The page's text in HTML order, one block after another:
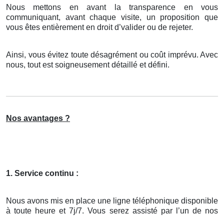
Nous mettons en avant la transparence en vous
communiquant, avant chaque visite, un proposition que
vous êtes entièrement en droit d’valider ou de rejeter.
Ainsi, vous évitez toute désagrément ou coût imprévu. Avec
nous, tout est soigneusement détaillé et défini.
Nos avantages ?
1. Service continu :
Nous avons mis en place une ligne téléphonique disponible
à toute heure et 7j/7. Vous serez assisté par l’un de nos